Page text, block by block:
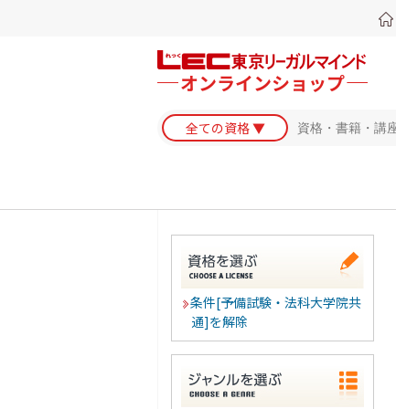
条件[予備試験・法科大学院共
通]を解除